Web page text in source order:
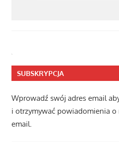
SUBSKRYPCJA
Wprowadź swój adres email
i otrzymywać powiadomienia o
email.